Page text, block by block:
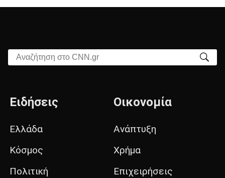
Αναζήτηση στο CNN.gr
Ειδήσεις
Ελλάδα
Κόσμος
Πολιτική
Οικονομία
Ανάπτυξη
Χρήμα
Επιχειρήσεις